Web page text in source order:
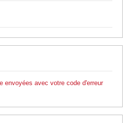
envoyées avec votre code d'erreur